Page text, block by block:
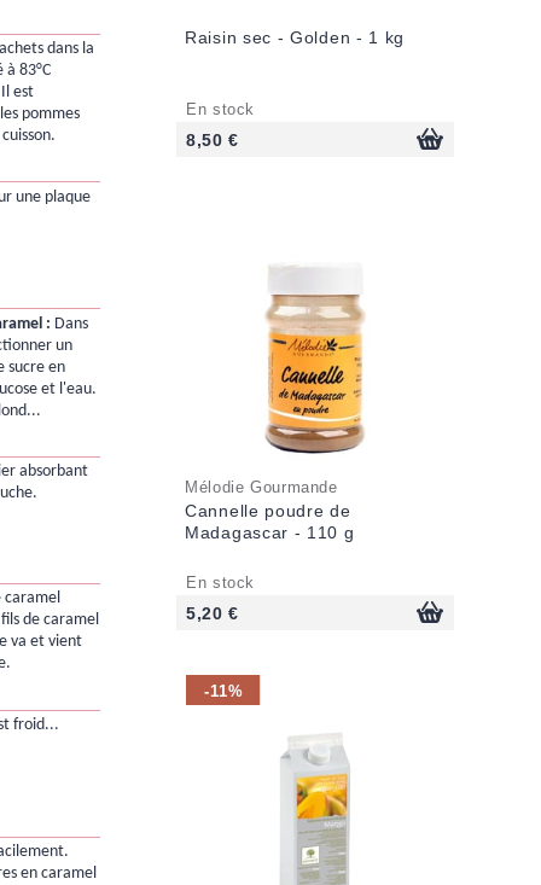
Raisin sec - Golden - 1 kg
En stock
8,50 €
Mélodie Gourmande
Cannelle poudre de
Madagascar - 110 g
En stock
5,20 €
-11%
dans la
83°C
est
pommes
une plaque
: Dans
un
sucre en
et l'eau.
absorbant
caramel
de caramel
va et vient
froid...
en caramel